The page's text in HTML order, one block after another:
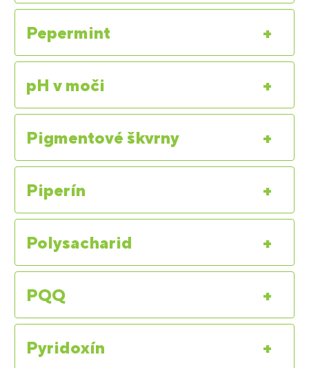
+
Pepermint
+
pH v moči
+
Pigmentové škvrny
+
Piperín
+
Polysacharid
+
PQQ
+
Pyridoxín